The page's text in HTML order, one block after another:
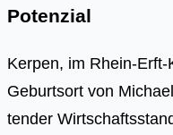
Potenzial
Ker­pen, im Rhein-
Geburts­ort von
ten­der